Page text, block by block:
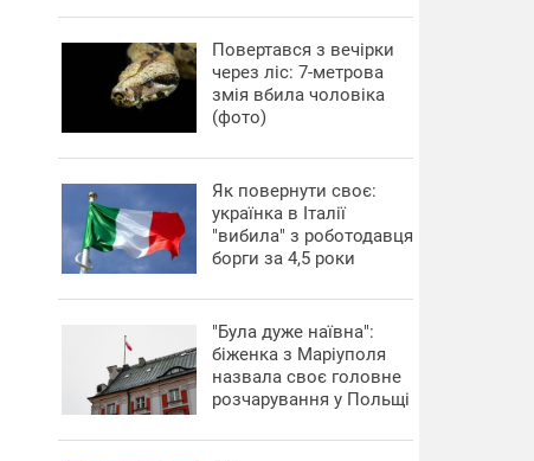
Повертався з вечірки
через ліс: 7-метрова
змія вбила чоловіка
(фото)
​Як повернути своє:
українка в Італії
"вибила" з роботодавця
борги за 4,5 роки
"Була дуже наївна":
біженка з Маріуполя
назвала своє головне
розчарування у Польщі